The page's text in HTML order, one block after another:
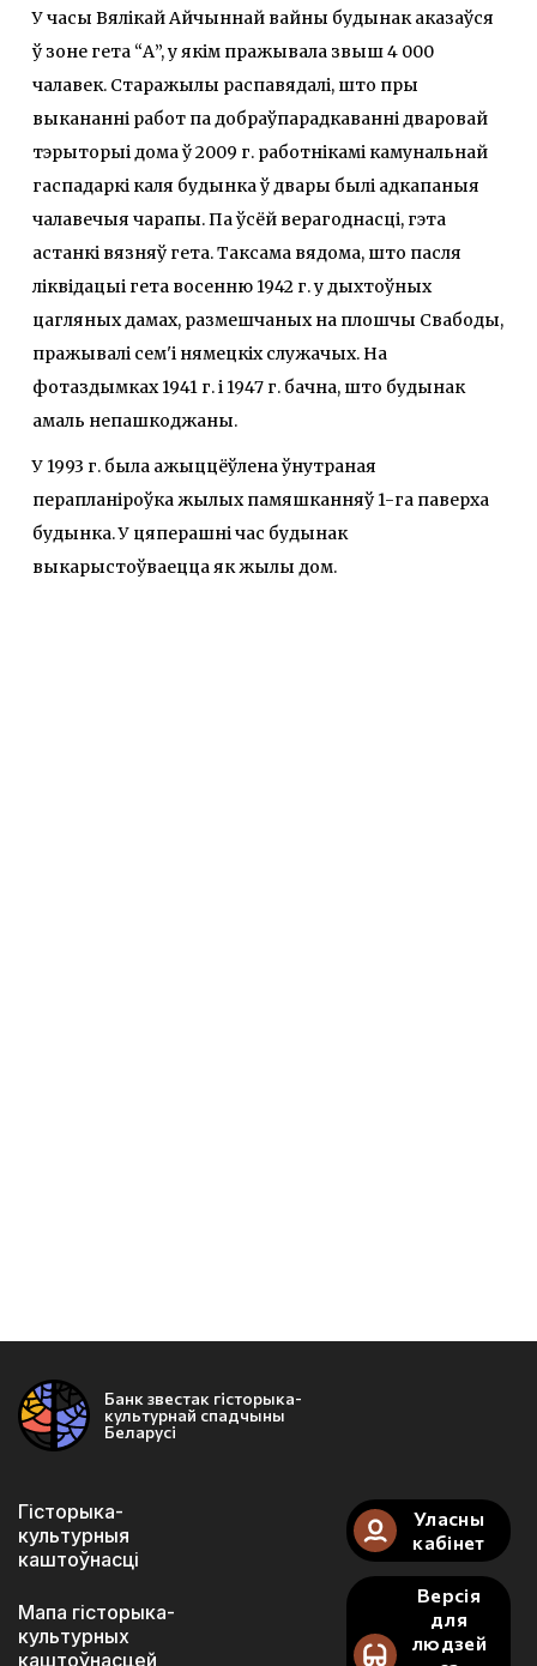
У часы Вялікай Айчыннай вайны будынак аказаўся
ў зоне гета “А”, у якім пражывала звыш 4 000
чалавек. Старажылы распавядалі, што пры
выкананні работ па добраўпарадкаванні дваровай
тэрыторыі дома ў 2009 г. работнікамі камунальнай
гаспадаркі каля будынка ў двары былі адкапаныя
чалавечыя чарапы. Па ўсёй верагоднасці, гэта
астанкі вязняў гета. Таксама вядома, што пасля
ліквідацыі гета восенню 1942 г. у дыхтоўных
цагляных дамах, размешчаных на плошчы Свабоды,
пражывалі сем'і нямецкіх служачых. На
фотаздымках 1941 г. і 1947 г. бачна, што будынак
амаль непашкоджаны.
У 1993 г. была ажыццёўлена ўнутраная
перапланіроўка жылых памяшканняў 1-га паверха
будынка. У цяперашні час будынак
выкарыстоўваецца як жылы дом.
Банк звестак гісторыка-
культурнай спадчыны
Беларусі
Гісторыка-
культурныя
каштоўнасці
Мапа гісторыка-
культурных
каштоўнасцей
Уласны
кабінет
Версія
для
людзей